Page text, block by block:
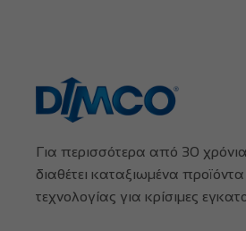
Για περισσότερα από 30
διαθέτει καταξιωμένα
τεχνολογίας για κρίσιμες